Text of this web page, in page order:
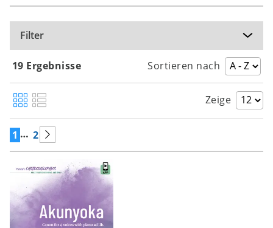
Filter
19 Ergebnisse Sortieren nach
Zeige
1 … 2